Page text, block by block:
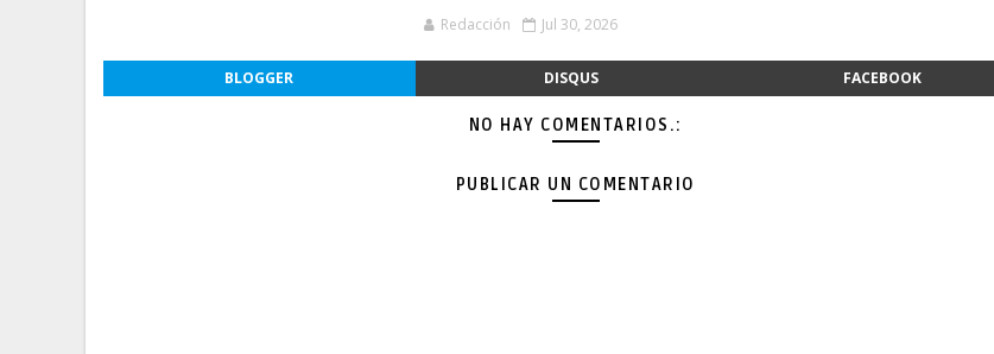
Redacción Jul 30, 2026
BLOGGER DISQUS FACEBOOK
NO HAY COMENTARIOS.:
PUBLICAR UN COMENTARIO